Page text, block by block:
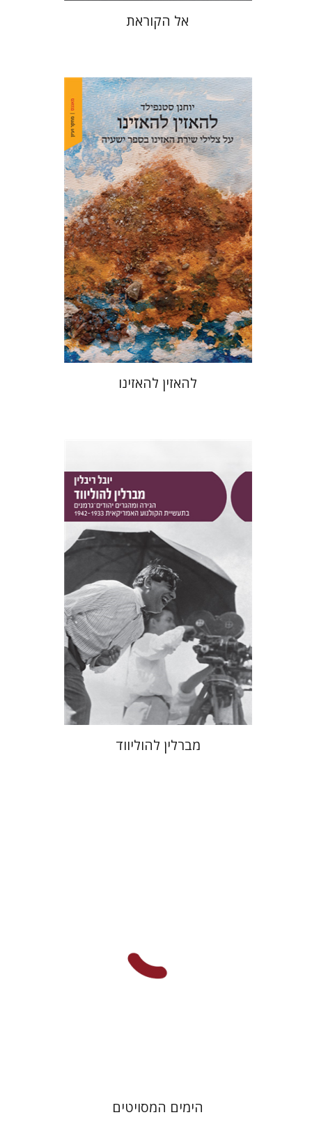
אל הקוראת
יוחנן סטנפילד
הנחת אתר ספר מודפס
$53
$48
להאזין להאזינו
יובל ריבלין
הנחת אתר ספר מודפס
$46
$41
מברלין להוליווד
הימים המסויטים